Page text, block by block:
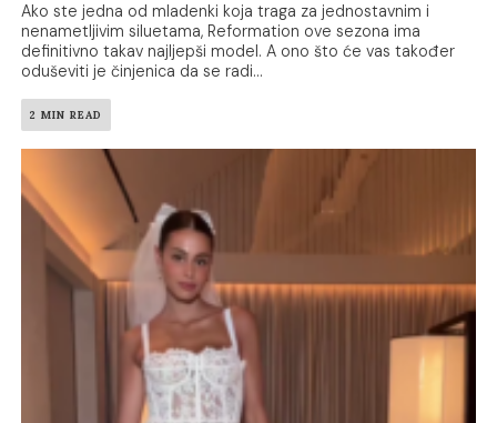
Ako ste jedna od mladenki koja traga za jednostavnim i
nenametljivim siluetama, Reformation ove sezona ima
definitivno takav najljepši model. A ono što će vas također
oduševiti je činjenica da se radi...
2 MIN READ